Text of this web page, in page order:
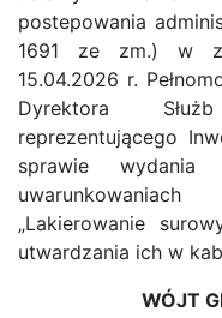
postepowania
1691 ze zm.) w
15.04.2026 r.
Dyrektora
reprezentującego
sprawie wydania
„Lakierowanie
utwardzania ich w
WÓJT